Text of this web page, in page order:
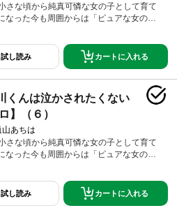
さな頃から純真可憐な女の子として育て
なった今も周囲からは「ピュアな女の
男子まんがを堪能していると、同じクラス
鳴川琉生と鉢合わせてしまい！？ 彼が自
なドS発言をするほど泣かせたくなる！ ぐ
されて泣かされちゃう姿…きっとかわい
る…鳴川くんには…絶対に素質がある―
め女子×強気な受け男子の新時代青春ラ
第5巻配信。
試し読み カートに入れる
くんは泣かされたくない
】（６）
山あちは
さな頃から純真可憐な女の子として育て
なった今も周囲からは「ピュアな女の
男子まんがを堪能していると、同じクラス
鳴川琉生と鉢合わせてしまい！？ 彼が自
試し読み カートに入れる